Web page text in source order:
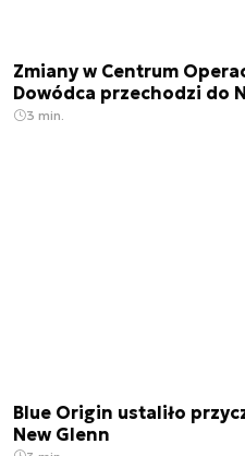
Zmiany w Centrum
Dowódca przechodzi do
3 min.
Blue Origin ustaliło
New Glenn